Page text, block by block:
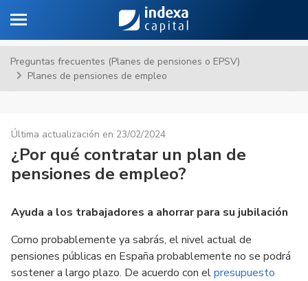
Toggle navigation
Preguntas frecuentes (Planes de pensiones o EPSV)
Planes de pensiones de empleo
Última actualización en 23/02/2024
¿Por qué contratar un plan de
pensiones de empleo?
Ayuda a los trabajadores a ahorrar para su jubilación
Como probablemente ya sabrás, el nivel actual de
pensiones públicas en España probablemente no se podrá
sostener a largo plazo. De acuerdo con elpresupuesto